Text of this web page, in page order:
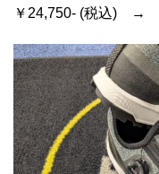
￥24,750- (税込) →